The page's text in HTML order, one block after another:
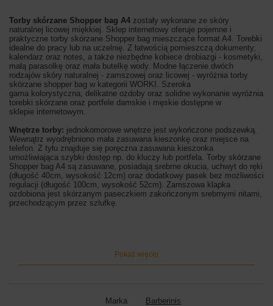
Torby skórzane Shopper bag A4 zostały wykonane ze skóry
naturalnej licowej miękkiej. Sklep internetowy oferuje pojemne i
praktyczne torby skórzane Shopper bag mieszczące format A4. Torebki
idealne do pracy lub na uczelnię. Z łatwością pomieszczą dokumenty,
kalendarz oraz notes, a także niezbędne kobiece drobiazgi - kosmetyki,
małą parasolkę oraz mała butelkę wody. Modne łączenie dwóch
rodzajów skóry naturalnej - zamszowej oraz licowej - wyróżnia torby
skórzane shopper bag w kategorii WORKI. Szeroka
gama kolorystyczna, delikatne ozdoby oraz solidne wykonanie wyróżnia
torebki skórzane oraz portfele damskie i męskie dostępne w
sklepie internetowym.
Wnętrze torby: jednokomorowe wnętrze jest wykończone podszewką.
Wewnątrz wyodrębniono mała zasuwana kieszonkę oraz miejsce na
telefon. Z tyłu znajduje się poręczna zasuwana kieszonka
umożliwiająca szybki dostęp np. do kluczy lub portfela. Torby skórzane
Shopper bag A4 są zasuwane, posiadają srebrne okucia, uchwyt do ręki
(długość 40cm, wysokość 12cm) oraz dodatkowy pasek bez możliwości
regulacji (długość 100cm, wysokość 52cm). Zamszowa klapka
ozdobiona jest skórzanym paseczkiem zakończonym srebrnymi nitami,
przechodzącym przez szlufkę.
Pokaż więcej
Marka Barberinis